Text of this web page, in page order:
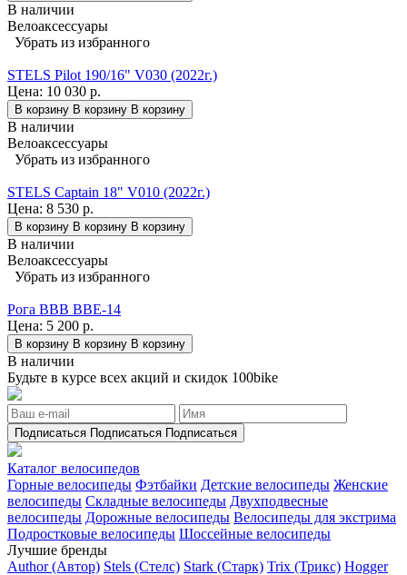
В наличии
Велоаксессуары
Убрать из избранного
STELS Pilot 190/16" V030 (2022г.)
Цена: 10 030 р.
В корзину В корзину В корзину
В наличии
Велоаксессуары
Убрать из избранного
STELS Captain 18" V010 (2022г.)
Цена: 8 530 р.
В корзину В корзину В корзину
В наличии
Велоаксессуары
Убрать из избранного
Рога BBB BBE-14
Цена: 5 200 р.
В корзину В корзину В корзину
В наличии
Будьте в курсе всех акций и скидок 100bike
Подписаться Подписаться Подписаться
Каталог велосипедов
Горные велосипеды Фэтбайки Детские велосипеды Женские
велосипеды Складные велосипеды Двухподвесные
велосипеды Дорожные велосипеды Велосипеды для экстрима
Подростковые велосипеды Шоссейные велосипеды
Лучшие бренды
Author (Автор) Stels (Стелс) Stark (Старк) Trix (Трикс) Hogger